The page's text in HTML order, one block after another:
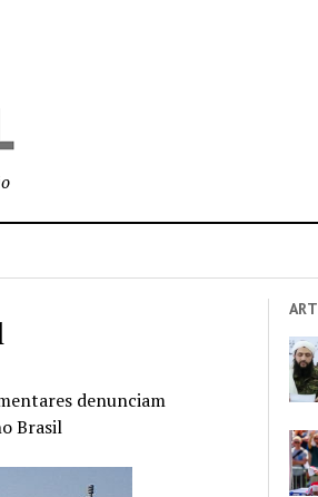
denunciam
Brasil